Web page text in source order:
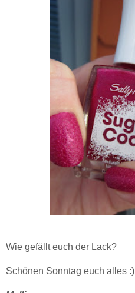
Wie gefällt euch der Lack?
Schönen Sonntag euch alles :)